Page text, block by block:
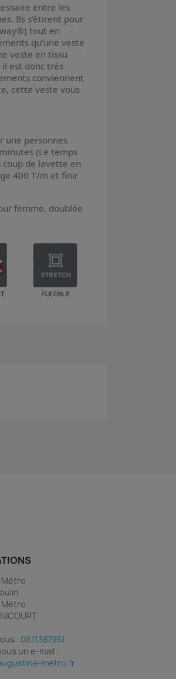
entre les
Ils s’étirent pour
tout en
qu’une veste
veste en tissu
est donc très
conviennent
cette veste vous
une personnes
(Le temps
de lavette en
400 T/m et finir
femme, doublée
: 0611387951
un e-mail :
metro.fr